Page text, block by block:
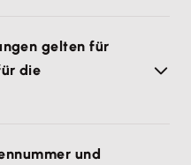
gelten für
die
und